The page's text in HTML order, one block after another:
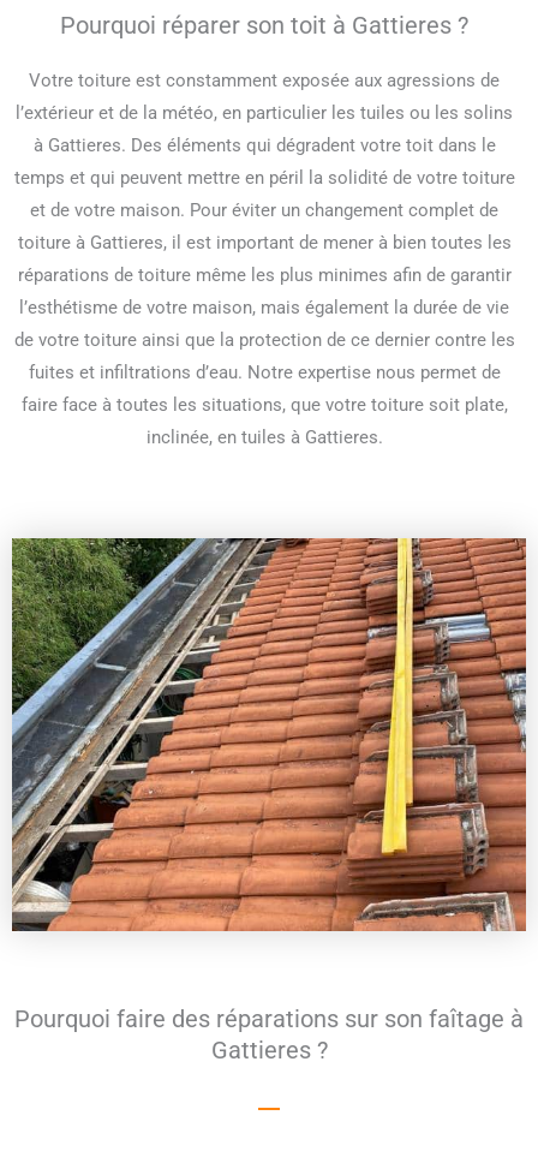
Pourquoi réparer son toit à Gattieres ?
Votre toiture est constamment exposée aux agressions de
l’extérieur et de la météo, en particulier les tuiles ou les solins
à Gattieres. Des éléments qui dégradent votre toit dans le
temps et qui peuvent mettre en péril la solidité de votre toiture
et de votre maison. Pour éviter un changement complet de
toiture à Gattieres, il est important de mener à bien toutes les
réparations de toiture même les plus minimes afin de garantir
l’esthétisme de votre maison, mais également la durée de vie
de votre toiture ainsi que la protection de ce dernier contre les
fuites et infiltrations d’eau. Notre expertise nous permet de
faire face à toutes les situations, que votre toiture soit plate,
inclinée, en tuiles à Gattieres.
Pourquoi faire des réparations sur son faîtage à
Gattieres ?